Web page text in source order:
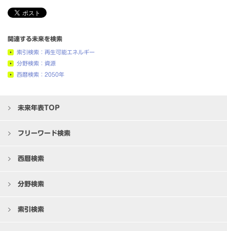
関連する未来を検索
索引検索：再生可能エネルギー
分野検索：資源
西暦検索：2050年
未来年表TOP
フリーワード検索
西暦検索
分野検索
索引検索